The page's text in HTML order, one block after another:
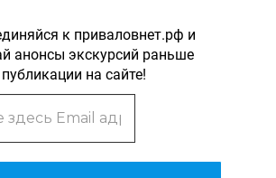
к приваловнет.рф и
анонсы экскурсий раньше
публикации на сайте!